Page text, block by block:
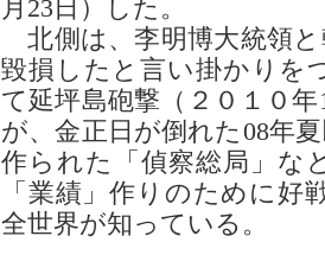
月23日）した。
北側は、李明博大統領
毀損したと言い掛かりを
て延坪島砲撃（２０１０
が、金正日が倒れた08年
作られた「偵察総局」な
「業績」作りのために
全世界が知っている。